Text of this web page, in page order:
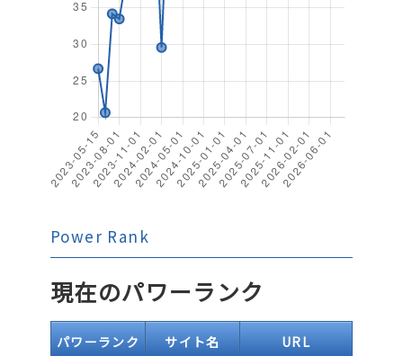
Power Rank
現在のパワーランク
パワーランク サイト名 URL